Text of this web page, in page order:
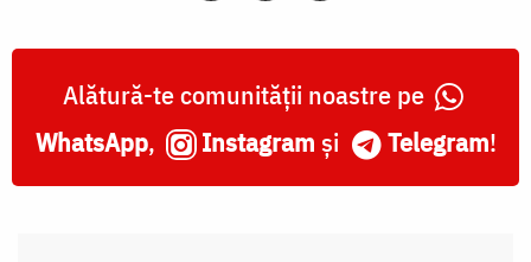
Alătură-te comunității noastre pe
WhatsApp, Instagram și Telegram!